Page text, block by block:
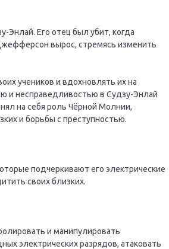
Энлай. Его отец был убит, когда
вырос, стремясь изменить
учеников и вдохновлять их на
и несправедливостью в Судзу-Энлай
на себя роль Чёрной Молнии,
и борьбы с преступностью.
подчеркивают его электрические
своих близких.
и манипулировать
электрических разрядов, атаковать